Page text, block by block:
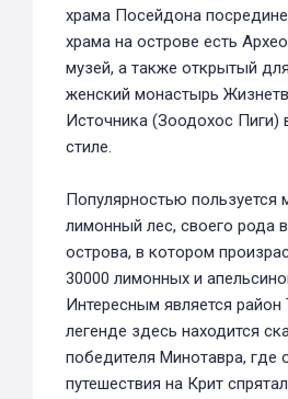
храма Посейдона
храма на острове есть
музей, а также открытый
женский монастырь
Источника (Зоодохос Пиги)
стиле.
Популярностью пользуется
лимонный лес, своего рода
острова, в котором
30000 лимонных и
Интересным является район
легенде здесь находится
победителя Минотавра, где
путешествия на Крит